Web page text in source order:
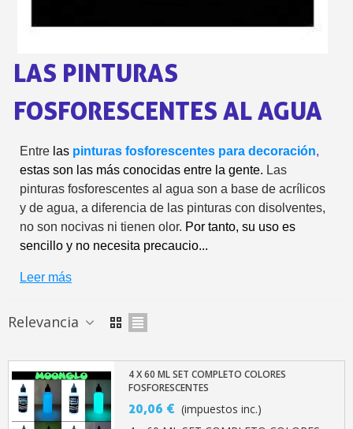
5 € de descuento
Paga en 4 plazos sin
Obtenga su presupuesto
Comparte tus
Gana puntos de
LAS PINTURAS
FOSFORESCENTES AL AGUA
Entre las pinturas fosforescentes para decoración,
estas son las más conocidas entre la gente. Las
pinturas fosforescentes al agua son a base de acrílicos
y de agua, a diferencia de las pinturas con disolventes,
no son nocivas ni tienen olor. Por tanto, su uso es
sencillo y no necesita precaucio...
Leer más
Relevancia
4 X 60 ML SET COMPLETO COLORES
FOSFORESCENTES
20,06 € (impuestos inc.)